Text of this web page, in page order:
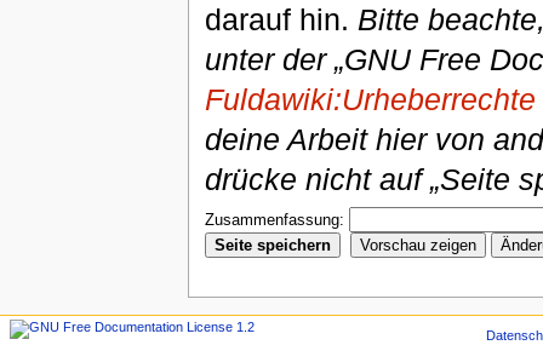
darauf hin. Bitte
unter der „GNU Free
Fuldawiki:Urheberrechte
deine Arbeit hier von
drücke nicht auf „Seite
Zusammenfassung: